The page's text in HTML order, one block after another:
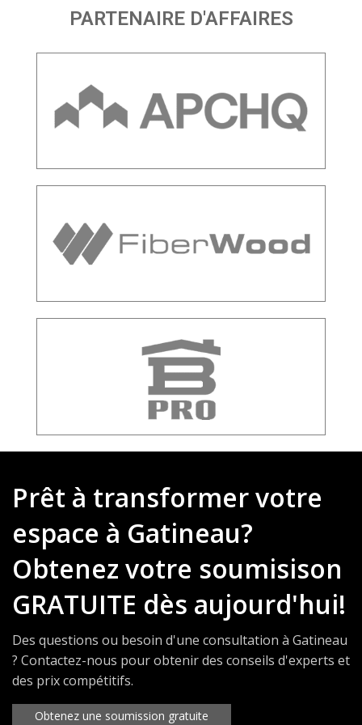
PARTENAIRE D'AFFAIRES
Prêt à transformer votre
espace à Gatineau?
Obtenez votre soumisison
GRATUITE dès aujourd'hui!
Des questions ou besoin d'une consultation à Gatineau
? Contactez-nous pour obtenir des conseils d'experts et
des prix compétitifs.
Obtenez une soumission gratuite